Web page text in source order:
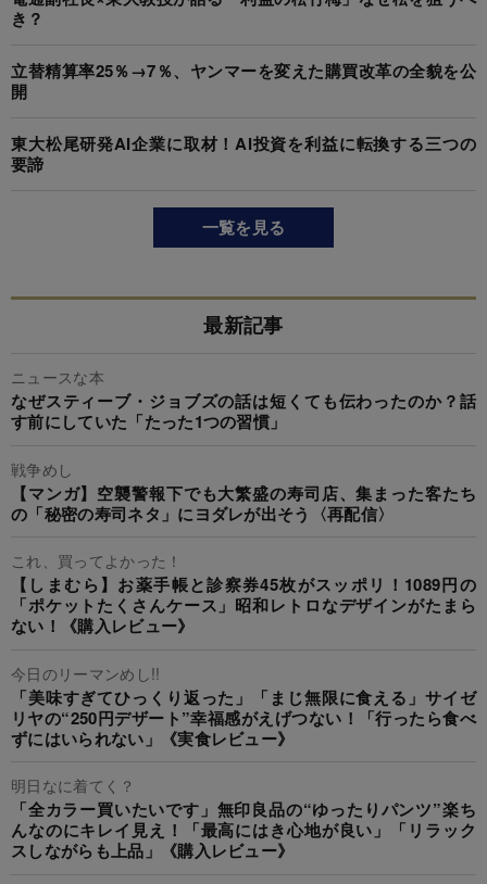
き？
立替精算率25％→7％、ヤンマーを変えた購買改革の全貌を公
開
東大松尾研発AI企業に取材！AI投資を利益に転換する三つの
要諦
一覧を見る
最新記事
ニュースな本
なぜスティーブ・ジョブズの話は短くても伝わったのか？話
す前にしていた「たった1つの習慣」
戦争めし
【マンガ】空襲警報下でも大繁盛の寿司店、集まった客たち
の「秘密の寿司ネタ」にヨダレが出そう〈再配信〉
これ、買ってよかった！
【しまむら】お薬手帳と診察券45枚がスッポリ！1089円の
「ポケットたくさんケース」昭和レトロなデザインがたまら
ない！《購入レビュー》
今日のリーマンめし!!
「美味すぎてひっくり返った」「まじ無限に食える」サイゼ
リヤの“250円デザート”幸福感がえげつない！「行ったら食べ
ずにはいられない」《実食レビュー》
明日なに着てく？
「全カラー買いたいです」無印良品の“ゆったりパンツ”楽ち
んなのにキレイ見え！「最高にはき心地が良い」「リラック
スしながらも上品」《購入レビュー》